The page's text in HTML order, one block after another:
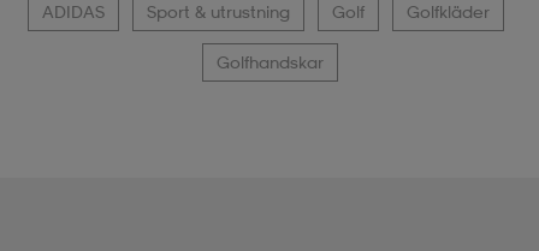
ADIDAS Sport & utrustning Golf Golfkläder
Golfhandskar